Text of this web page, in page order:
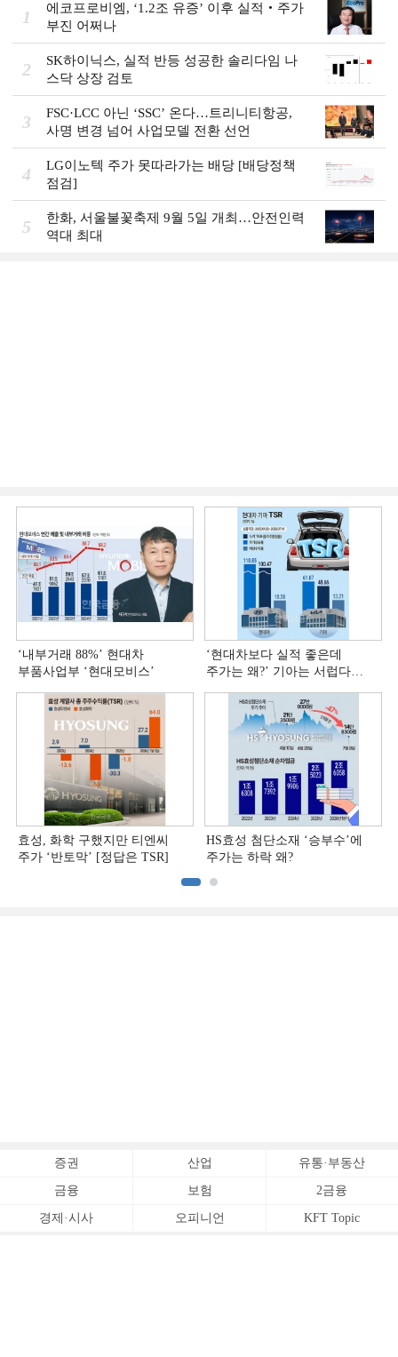
1
에코프로비엠, ‘1.2조 유증’ 이후 실적‧주가
부진 어쩌나
2
SK하이닉스, 실적 반등 성공한 솔리다임 나
스닥 상장 검토
3
FSC·LCC 아닌 ‘SSC’ 온다…트리니티항공,
사명 변경 넘어 사업모델 전환 선언
4
LG이노텍 주가 못따라가는 배당 [배당정책
점검]
5
한화, 서울불꽃축제 9월 5일 개최…안전인력
역대 최대
‘내부거래 88%ʼ 현대차
부품사업부 ‘현대모비스ʼ
‘현대차보다 실적 좋은데
주가는 왜?ʼ 기아는 서럽다
효성, 화학 구했지만 티엔씨
주가 ‘반토막’ [정답은 TSR]
HS효성 첨단소재 ‘승부수’에
주가는 하락 왜?
증권 산업 유통·부동산
금융 보험 2금융
경제·시사 오피니언 KFT Topic